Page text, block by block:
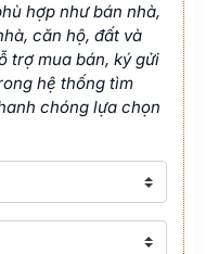
hợp như bán nhà,
căn hộ, đất và
trợ mua bán, ký gửi
hệ thống tìm
chóng lựa chọn